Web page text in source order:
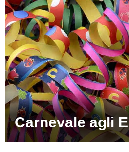
Carnevale agli